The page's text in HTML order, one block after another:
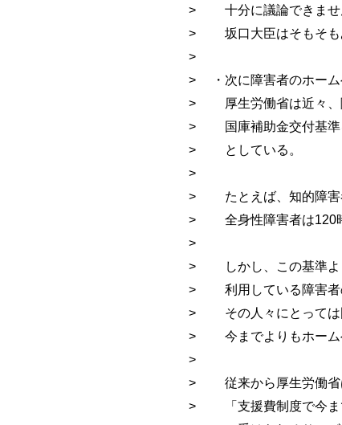
> 十分に議論できませ
> 坂口大臣はそもそもあ
>
> ・次に障害者のホーム
> 厚生労働省は近々、
> 国庫補助金交付基準
> としている。
>
> たとえば、知的障害
> 全身性障害者は120時
>
> しかし、この基準よ
> 利用している障害者
> その人々にとっては国
> 今までよりもホームヘ
>
> 従来から厚生労働省
> 「支援費制度で今ま